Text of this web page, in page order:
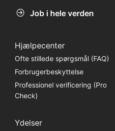
Job i hele verden
Hjælpecenter
Ofte stillede spørgsmål (FAQ)
Forbrugerbeskyttelse
Professionel verificering (Pro
Check)
Ydelser